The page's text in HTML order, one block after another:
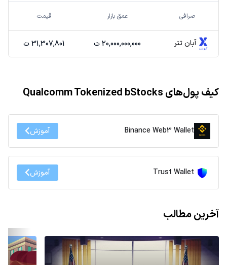
صرافی عمق بازار قیمت
آبان تتر 20,000,000,000 ت 31,307,801 ت
کیف پول‌های Qualcomm Tokenized bStocks
Binance Web3 Wallet آموزش
Trust Wallet آموزش
آخرین مطالب